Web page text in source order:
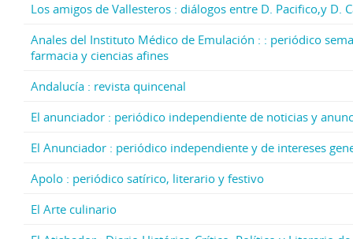
Los amigos de Vallesteros : diálogos entre D. Pacifico,y D.
Anales del Instituto Médico de Emulación : : periódico
farmacia y ciencias afines
Andalucía : revista quincenal
El anunciador : periódico independiente de noticias y
El Anunciador : periódico independiente y de intereses
Apolo : periódico satírico, literario y festivo
El Arte culinario